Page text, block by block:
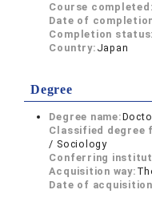
Course
Date of
Completion
Country: Japan
Degree
Degree name:
Classified degree
/ Sociology
Conferring
Acquisition way:
Date of